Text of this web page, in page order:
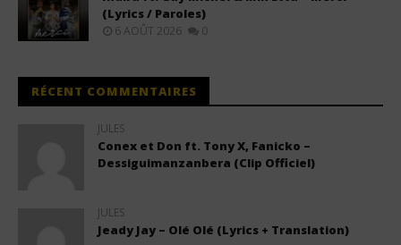
(Lyrics / Paroles)
6 AOÛT 2026 0
RÉCENT COMMENTAIRES
JULES
Conex et Don ft. Tony X, Fanicko –
Dessiguimanzanbera (Clip Officiel)
JULES
Jeady Jay – Olé Olé (Lyrics + Translation)